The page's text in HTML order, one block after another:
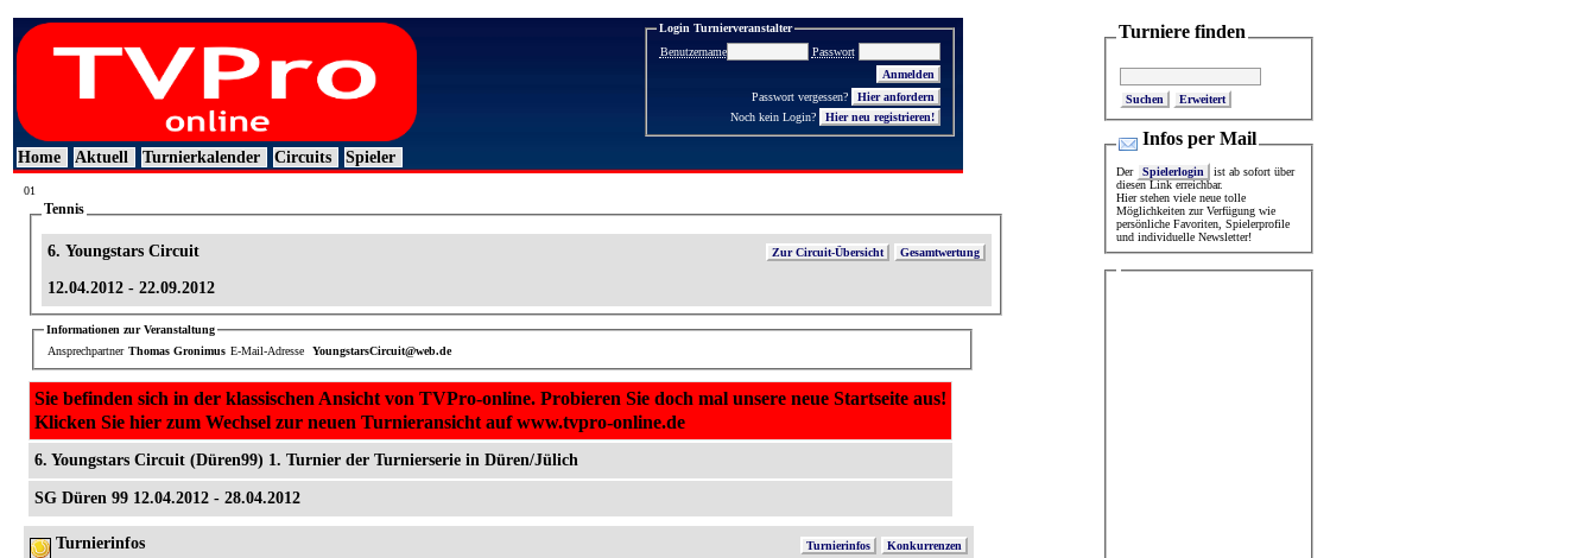
Login Turnierveranstalter
Benutzername
Passwort
Passwort vergessen?
Noch kein Login?
Hier neu registrieren!
Home Aktuell Turnierkalender Circuits Spieler
01
Tennis
6. Youngstars Circuit Zur Circuit-Übersicht Gesamtwertung
12.04.2012 - 22.09.2012
Informationen zur Veranstaltung
Ansprechpartner Thomas Gronimus E-Mail-Adresse YoungstarsCircuit@web.de
Sie befinden sich in der klassischen Ansicht von TVPro-online. Probieren Sie doch mal unsere neue Startseite aus!
Klicken Sie hier zum Wechsel zur neuen Turnieransicht auf www.tvpro-online.de
6. Youngstars Circuit (Düren99) 1. Turnier der Turnierserie in Düren/Jülich
SG Düren 99 12.04.2012 - 28.04.2012
Turnierinfos Turnierinfos Konkurrenzen
Turniere finden
Erweitert
Infos per Mail
Der Spielerlogin
ist ab sofort über
diesen Link erreichbar.
Hier stehen viele neue tolle
Möglichkeiten zur Verfügung wie
persönliche Favoriten, Spielerprofile
und individuelle Newsletter!